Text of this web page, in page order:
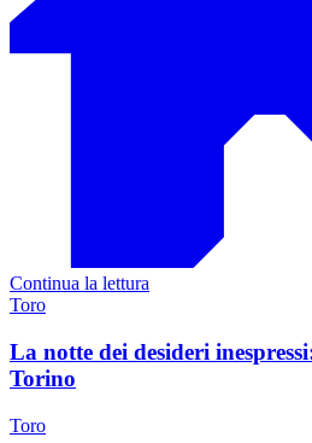
Continua la lettura
Toro
La notte dei desideri
Torino
Toro